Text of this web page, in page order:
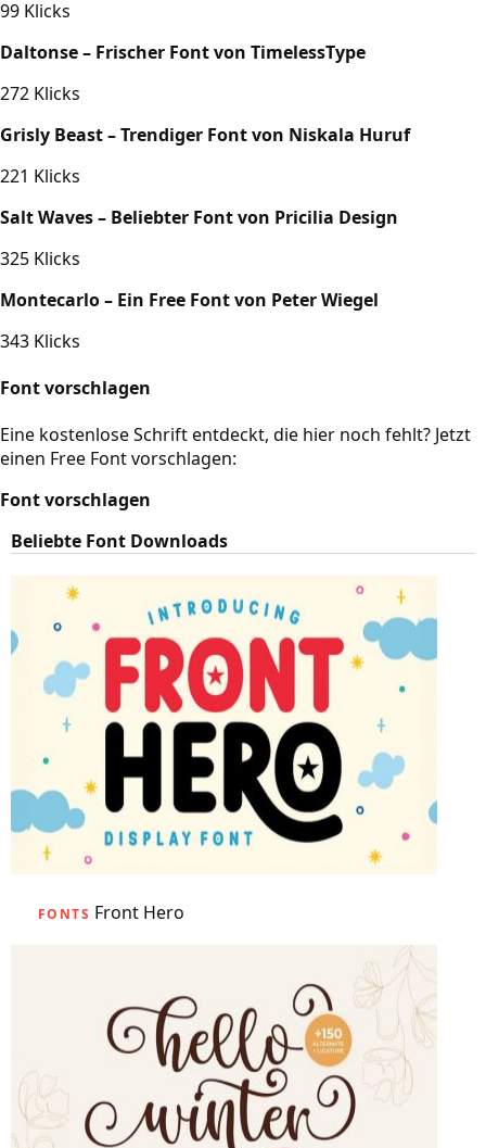
99 Klicks
Daltonse – Frischer Font von TimelessType
272 Klicks
Grisly Beast – Trendiger Font von Niskala Huruf
221 Klicks
Salt Waves – Beliebter Font von Pricilia Design
325 Klicks
Montecarlo – Ein Free Font von Peter Wiegel
343 Klicks
Font vorschlagen
Eine kostenlose Schrift entdeckt, die hier noch fehlt? Jetzt
einen Free Font vorschlagen:
Font vorschlagen
Beliebte Font Downloads
FONTS Front Hero